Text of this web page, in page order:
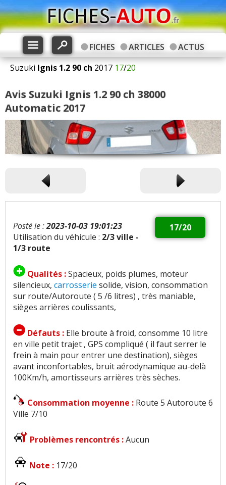
FICHES ARTICLES
ACTUS
Suzuki Ignis 1.2 90 ch 2017 17/20
Avis Suzuki Ignis 1.2 90 ch 38000
Automatic 2017
17/20
Posté le :2023-10-03 19:01:23
Utilisation du véhicule : 2/3 ville -
1/3 route
Qualités :Spacieux, poids plumes, moteur
silencieux, carrosserie solide, vision, consommation
sur route/Autoroute ( 5 /6 litres) , très maniable,
sièges arrières coulissants,
Défauts : Elle broute à froid, consomme 10 litre
en ville petit trajet , GPS compliqué ( il faut serrer le
frein à main pour entrer une destination), sièges
avant inconfortables, bruit aérodynamique au-delà
100Km/h, amortisseurs arrières très sèches.
Consommation moyenne : Route 5 Autoroute 6
Ville 7/10
Problèmes rencontrés :Aucun
Note : 17/20